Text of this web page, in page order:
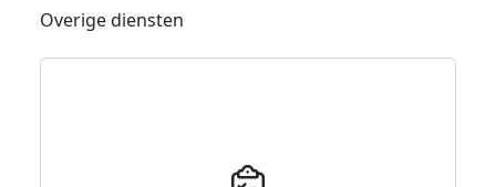
Overige diensten